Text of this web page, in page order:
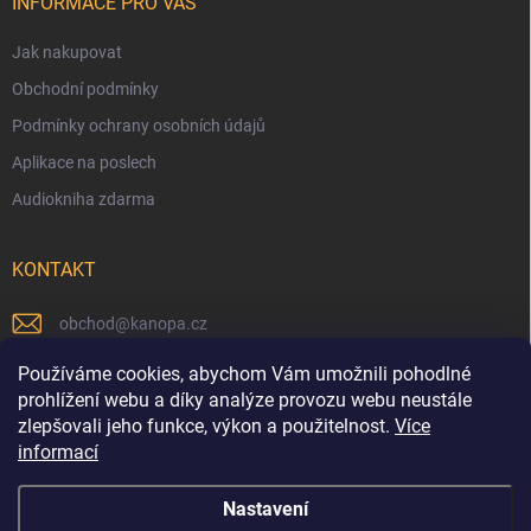
Používáme cookies, abychom Vám umožnili pohodlné
prohlížení webu a díky analýze provozu webu neustále
zlepšovali jeho funkce, výkon a použitelnost. Více
informací
Nastavení
Jak nakupovat
Obchodní podmínky
Podmínky ochrany osobních údajů
Aplikace na poslech
Audiokniha zdarma
KONTAKT
obchod@kanopa.cz
Náš Facebook
kanopa_nakladatelstvi
Náš Youtube kanál